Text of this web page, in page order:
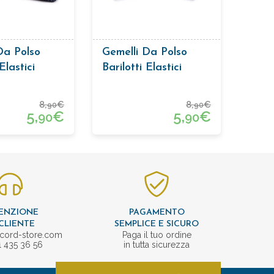
Polso
8,90€
5,90€
Gemelli Da Polso
Barilotti Elastici
8,90€
5,90€
store.com
435 36 56
PAGAMENTO
SEMPLICE E SICURO
Paga il tuo ordine
in tutta sicurezza